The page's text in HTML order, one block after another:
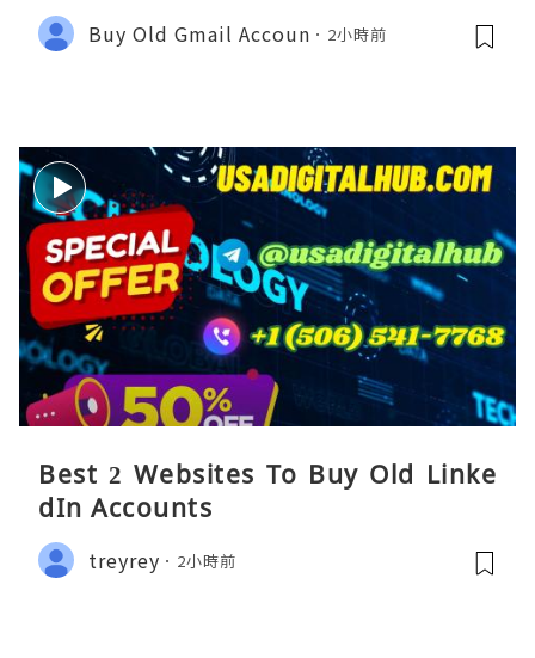
Buy Old Gmail Accoun 2小時前
Best 2 Websites To Buy Old Linke
dIn Accounts
treyrey 2小時前